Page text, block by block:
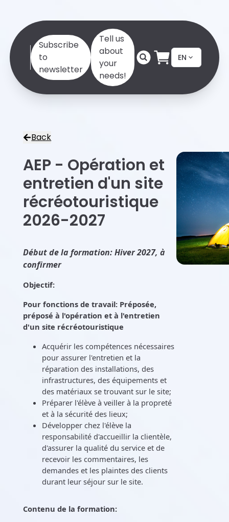
Subscribe
to
newsletter
Tell us
about
your
needs!
EN
Back
AEP - Opération et
entretien d'un site
récréotouristique
2026-2027
Début de la formation: Hiver 2027, à
confirmer
Objectif:
Pour fonctions de travail: Préposée,
préposé à l'opération et à l'entretien
d'un site récréotouristique
Acquérir les compétences nécessaires
pour assurer l'entretien et la
réparation des installations, des
infrastructures, des équipements et
des matériaux se trouvant sur le site;
Préparer l'élève à veiller à la propreté
et à la sécurité des lieux;
Développer chez l'élève la
responsabilité d'accueillir la clientèle,
d'assurer la qualité du service et de
recevoir les commentaires, les
demandes et les plaintes des clients
durant leur séjour sur le site.
Contenu de la formation: